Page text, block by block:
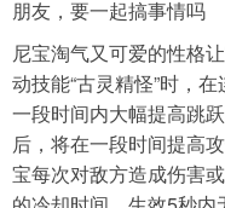
朋友，要一起搞事情吗
尼宝淘气又可爱的性格
动技能“古灵精怪”时，
一段时间内大幅提高跳
后，将在一段时间提高
宝每次对敌方造成伤害